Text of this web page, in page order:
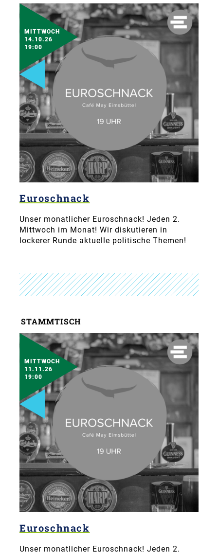
MITTWOCH
14.10.26
19:00
Euroschnack
Unser monatlicher Euroschnack! Jeden 2.
Mittwoch im Monat! Wir diskutieren in
lockerer Runde aktuelle politische Themen!
STAMMTISCH
MITTWOCH
11.11.26
19:00
Euroschnack
Unser monatlicher Euroschnack! Jeden 2.